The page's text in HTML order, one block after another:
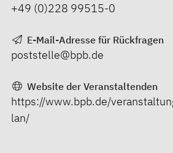
+49 (0)228 99515-0
E-Mail-Adresse für Rückfragen
poststelle@bpb.de
Website der Veranstaltenden
https://www.bpb.de/
lan/